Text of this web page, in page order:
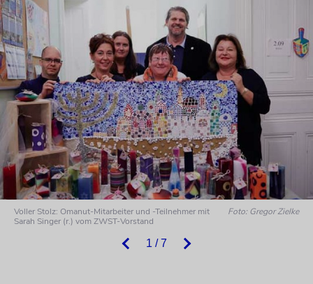
1 / 7
Voller Stolz: Omanut-Mitarbeiter und -Teilnehmer mit
Sarah Singer (r.) vom ZWST-Vorstand
Foto: Gregor Zielke